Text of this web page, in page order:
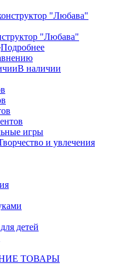
"Любава"
Подробнее
В наличии
игры
и увлечения
детей
ТОВАРЫ